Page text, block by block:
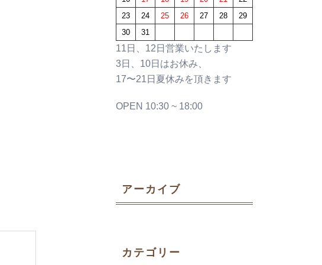
23
24 25 26 27 28
29
30
31
11日、12日営業いたします
3日、10日はお休み、
17〜21日夏休みを頂きます
OPEN 10:30 ~ 18:00
アーカイブ
カテゴリー